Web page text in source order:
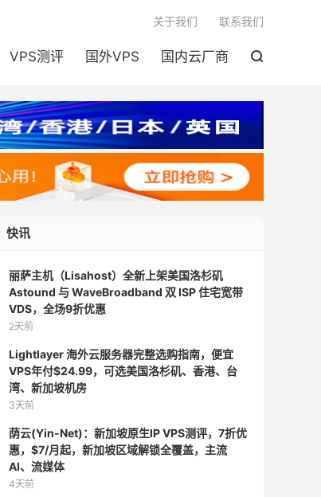
VPS测评 国外VPS 国内云厂商 
关于我们 联系我们
快讯
丽萨主机（Lisahost）全新上架美国洛杉矶
Astound 与 WaveBroadband 双 ISP 住宅宽带
VDS，全场9折优惠
2天前
Lightlayer 海外云服务器完整选购指南，便宜
VPS年付$24.99，可选美国洛杉矶、香港、台
湾、新加坡机房
3天前
荫云(Yin-Net)：新加坡原生IP VPS测评，7折优
惠，$7/月起，新加坡区域解锁全覆盖，主流
AI、流媒体
4天前